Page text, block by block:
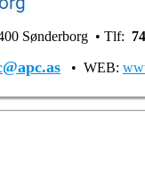
Sønderborg • Tlf:
• WEB: